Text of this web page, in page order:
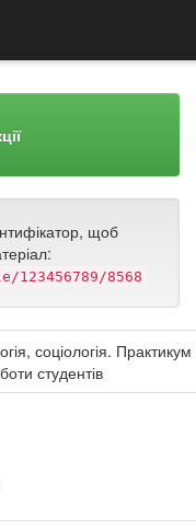
щоб
8568
соціологія. Практикум
студентів